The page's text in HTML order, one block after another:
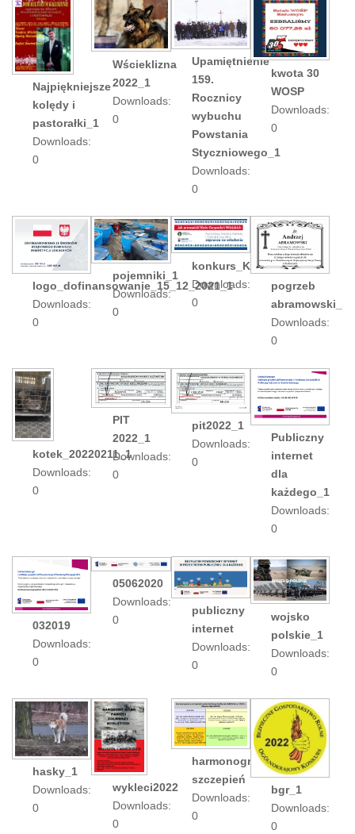
Najpiękniejsze
kolędy i
pastorałki_1
Downloads:
0
Wścieklizna
2022_1
Downloads:
0
Upamiętnienie
159.
Rocznicy
wybuchu
Powstania
Styczniowego_1
Downloads:
0
kwota 30
WOSP
Downloads:
0
logo_dofinansowanie_15_12_2021_1
Downloads:
0
pojemniki_1
Downloads:
0
konkurs_KGW_2022_1
Downloads:
0
pogrzeb
abramowski_1
Downloads:
0
kotek_20220211_1
Downloads:
0
PIT
2022_1
Downloads:
0
pit2022_1
Downloads:
0
Publiczny
internet
dla
każdego_1
Downloads:
0
032019
Downloads:
0
05062020
Downloads:
0
publiczny
internet
Downloads:
0
wojsko
polskie_1
Downloads:
0
hasky_1
Downloads:
0
wykleci2022
Downloads:
0
harmonogram
szczepień
Downloads:
0
bgr_1
Downloads:
0